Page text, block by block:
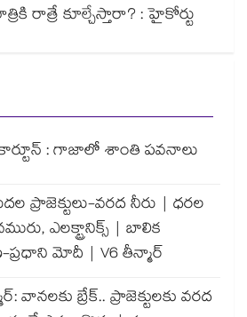
రాత్రే కూల్చేస్తారా? : హైకోర్టు
కార్టూన్ : గాజాలో శాంతి పవనాలు
ప్రాజెక్టులు-వరద నీరు | ధరల
ఎలక్ట్రానిక్స్ | బాలిక
ప్రధాని మోదీ | V6 తీన్మార్
వానలకు బ్రేక్.. ప్రాజెక్టులకు వరద